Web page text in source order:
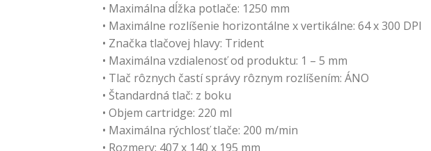
• Maximálna dĺžka potlače: 1250 mm
• Maximálne rozlíšenie horizontálne x vertikálne: 64 x 300 DPI
• Značka tlačovej hlavy: Trident
• Maximálna vzdialenosť od produktu: 1 – 5 mm
• Tlač rôznych častí správy rôznym rozlíšením: ÁNO
• Štandardná tlač: z boku
• Objem cartridge: 220 ml
• Maximálna rýchlosť tlače: 200 m/min
• Rozmery: 407 x 140 x 195 mm